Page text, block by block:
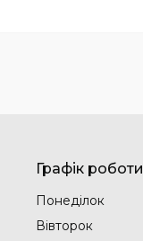
Графік роботи
Понеділок
Вівторок